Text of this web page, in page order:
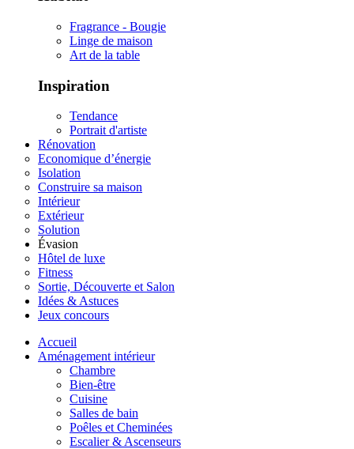
Fragrance - Bougie
Linge de maison
Art de la table
Inspiration
Tendance
Portrait d'artiste
Rénovation
Economique d’énergie
Isolation
Construire sa maison
Intérieur
Extérieur
Solution
Évasion
Hôtel de luxe
Fitness
Sortie, Découverte et Salon
Idées & Astuces
Jeux concours
Accueil
Aménagement intérieur
Chambre
Bien-être
Cuisine
Salles de bain
Poêles et Cheminées
Escalier & Ascenseurs